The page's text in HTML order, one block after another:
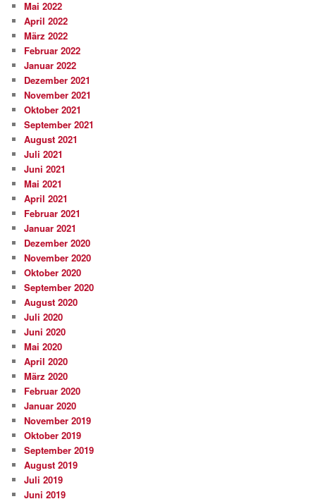
Mai 2022
April 2022
März 2022
Februar 2022
Januar 2022
Dezember 2021
November 2021
Oktober 2021
September 2021
August 2021
Juli 2021
Juni 2021
Mai 2021
April 2021
Februar 2021
Januar 2021
Dezember 2020
November 2020
Oktober 2020
September 2020
August 2020
Juli 2020
Juni 2020
Mai 2020
April 2020
März 2020
Februar 2020
Januar 2020
November 2019
Oktober 2019
September 2019
August 2019
Juli 2019
Juni 2019